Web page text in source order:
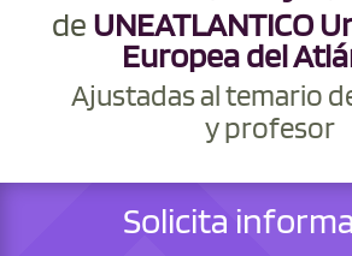
de UNEATLANTICO
Europea del
Ajustadas al temario
y profesor
Solicita